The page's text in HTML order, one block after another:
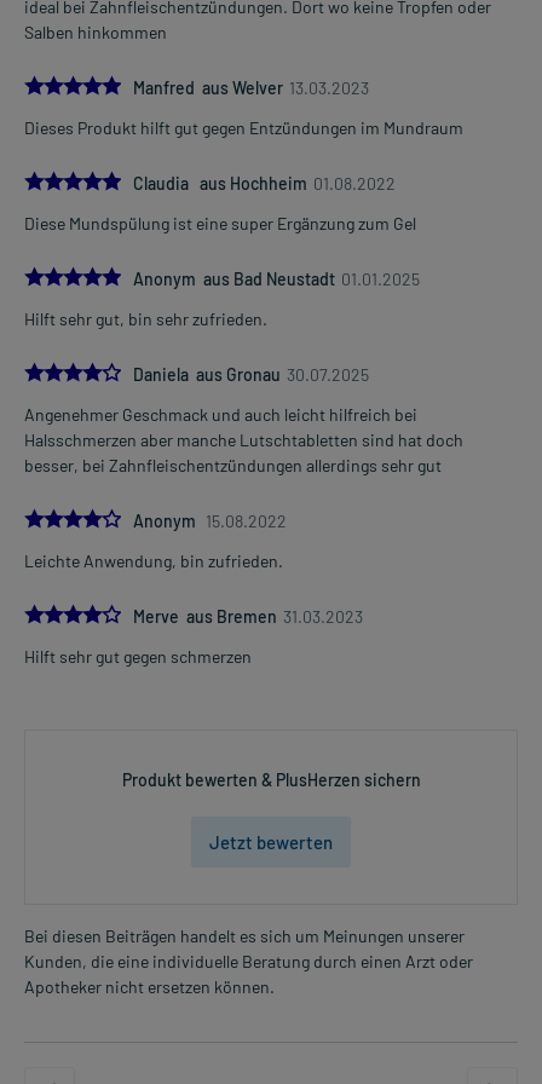
ideal bei Zahnfleischentzündungen. Dort wo keine Tropfen oder
Salben hinkommen
5.0
Manfred aus Welver 13.03.2023
Dieses Produkt hilft gut gegen Entzündungen im Mundraum
5.0
Claudia aus Hochheim 01.08.2022
Diese Mundspülung ist eine super Ergänzung zum Gel
5.0Anonym aus Bad Neustadt 01.01.2025
Hilft sehr gut, bin sehr zufrieden.
4.0
Daniela aus Gronau 30.07.2025
Angenehmer Geschmack und auch leicht hilfreich bei
Halsschmerzen aber manche Lutschtabletten sind hat doch
besser, bei Zahnfleischentzündungen allerdings sehr gut
4.0Anonym 15.08.2022
Leichte Anwendung, bin zufrieden.
4.0
Merve aus Bremen 31.03.2023
Hilft sehr gut gegen schmerzen
Produkt bewerten & PlusHerzen sichern
Jetzt bewerten
Bei diesen Beiträgen handelt es sich um Meinungen unserer
Kunden, die eine individuelle Beratung durch einen Arzt oder
Apotheker nicht ersetzen können.